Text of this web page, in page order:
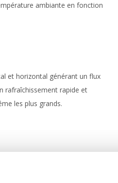
ambiante en fonction
et horizontal générant un flux
rafraîchissement rapide et
les plus grands.